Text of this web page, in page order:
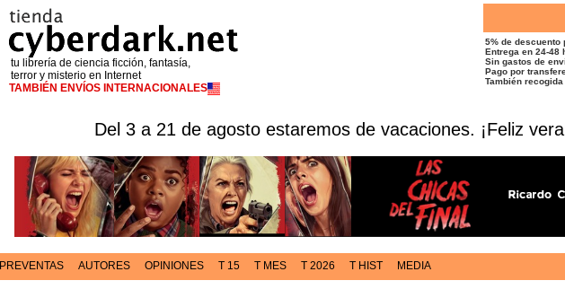
tu librería de ciencia ficción, fantasía,
terror y misterio en Internet
TAMBIÉN ENVÍOS INTERNACIONALES
5% de descuento
Entrega en 24-48
Sin gastos de
Pago por
También
Del 3 a 21 de agosto estaremos de vacaciones. ¡Feliz
PREVENTAS AUTORES OPINIONES T 15 T MES T 2026 T HIST MEDIA